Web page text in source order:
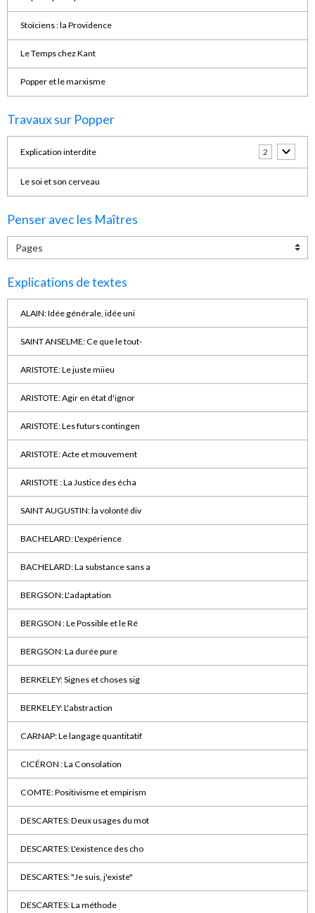
Stoïciens : la Providence
Le Temps chez Kant
Popper et le marxisme
Travaux sur Popper
Explication interdite 2
Le soi et son cerveau
Penser avec les Maîtres
Explications de textes
ALAIN: Idée générale, idée uni
SAINT ANSELME: Ce que le tout-
ARISTOTE: Le juste miieu
ARISTOTE: Agir en état d'ignor
ARISTOTE: Les futurs contingen
ARISTOTE: Acte et mouvement
ARISTOTE : La Justice des écha
SAINT AUGUSTIN: la volonté div
BACHELARD: L'expérience
BACHELARD: La substance sans a
BERGSON: L'adaptation
BERGSON : Le Possible et le Ré
BERGSON: La durée pure
BERKELEY: Signes et choses sig
BERKELEY: L'abstraction
CARNAP: Le langage quantitatif
CICÉRON : La Consolation
COMTE: Positivisme et empirism
DESCARTES: Deux usages du mot
DESCARTES: L'existence des cho
DESCARTES: "Je suis, j'existe"
DESCARTES: La méthode